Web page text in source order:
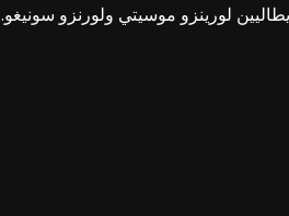
لورينزو موسيتي ولورنزو سونيغو.